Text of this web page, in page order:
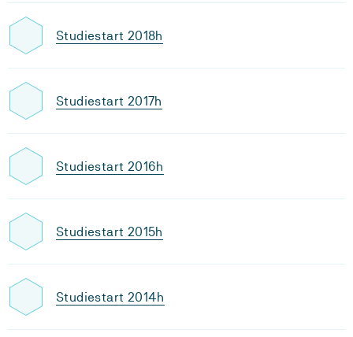
Studiestart 2018h
Studiestart 2017h
Studiestart 2016h
Studiestart 2015h
Studiestart 2014h